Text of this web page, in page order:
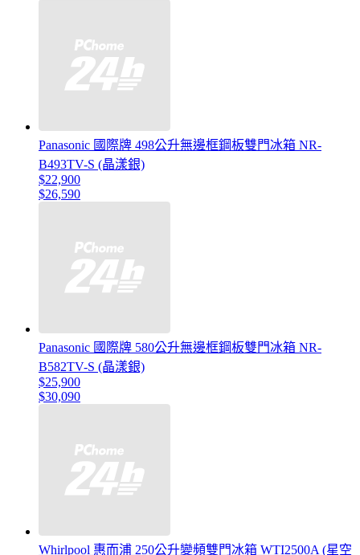
Panasonic 國際牌 498公升無邊框鋼板雙門冰箱 NR-
B493TV-S (晶漾銀)
$22,900
$26,590
Panasonic 國際牌 580公升無邊框鋼板雙門冰箱 NR-
B582TV-S (晶漾銀)
$25,900
$30,090
Whirlpool 惠而浦 250公升變頻雙門冰箱 WTI2500A (星空